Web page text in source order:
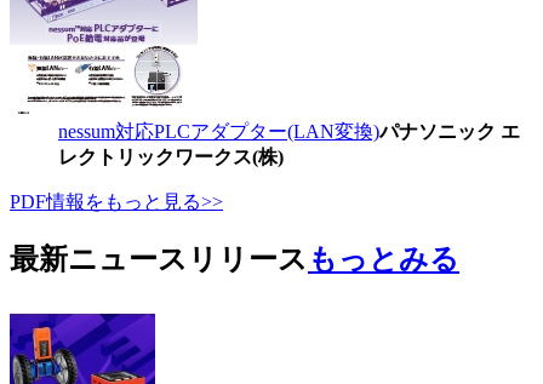
nessum対応PLCアダプター(LAN変換)パナソニック エ
レクトリックワークス(株)
PDF情報をもっと見る>>
最新ニュースリリース もっとみる